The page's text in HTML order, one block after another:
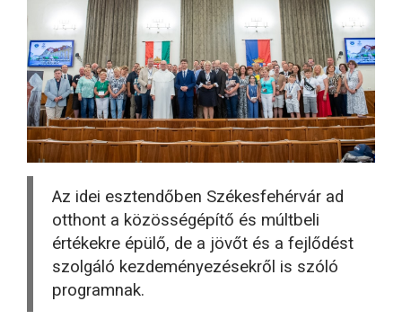
Az idei esztendőben Székesfehérvár ad
otthont a közösségépítő és múltbeli
értékekre épülő, de a jövőt és a fejlődést
szolgáló kezdeményezésekről is szóló
programnak.